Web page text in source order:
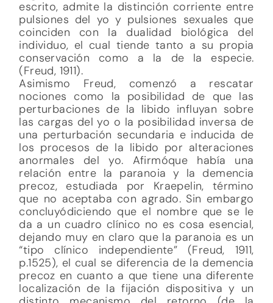
escrito, admite la distinción corriente entre
pulsiones del yo y pulsiones sexuales que
coinciden con la dualidad biológica del
individuo, el cual tiende tanto a su propia
conservación como a la de la especie.
(Freud, 1911).
Asimismo Freud, comenzó a rescatar
nociones como la posibilidad de que las
perturbaciones de la libido influyan sobre
las cargas del yo o la posibilidad inversa de
una perturbación secundaria e inducida de
los procesos de la libido por alteraciones
anormales del yo. Afirmóque había una
relación entre la paranoia y la demencia
precoz, estudiada por Kraepelin, término
que no aceptaba con agrado. Sin embargo
concluyódiciendo que el nombre que se le
da a un cuadro clínico no es cosa esencial,
dejando muy en claro que la paranoia es un
“tipo clínico independiente” (Freud, 1911,
p.1525), el cual se diferencia de la demencia
precoz en cuanto a que tiene una diferente
localización de la fijación dispositiva y un